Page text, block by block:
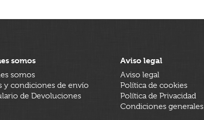
somos
somos
y condiciones de envío
de Devoluciones
Aviso legal
Aviso legal
Política de cookies
Política de Privacidad
Condiciones generales